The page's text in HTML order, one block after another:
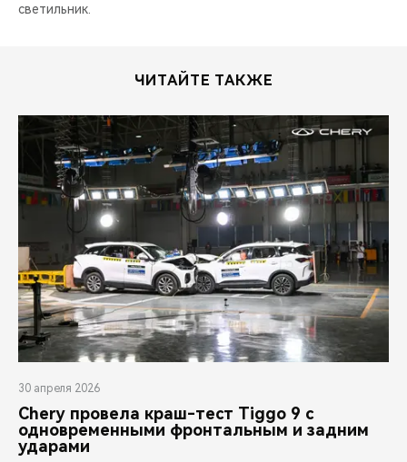
светильник.
ЧИТАЙТЕ ТАКЖЕ
30 апреля 2026
Chery провела краш-тест Tiggo 9 с
одновременными фронтальным и задним
ударами